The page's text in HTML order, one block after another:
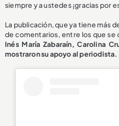
siempre y a ustedes ¡gracias por
La publicación, que ya tiene más
de comentarios, entre los que se
Inés María Zabaraín, Carolina
mostraron su apoyo al periodista.